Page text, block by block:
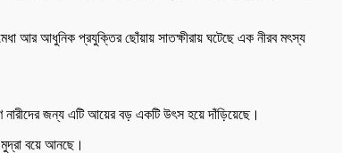
আর আধুনিক প্রযুক্তির ছোঁয়ায় সাতক্ষীরায় ঘটেছে এক নীরব মৎস্য
নারীদের জন্য এটি আয়ের বড় একটি উৎস হয়ে দাঁড়িয়েছে।
মুদ্রা বয়ে আনছে।